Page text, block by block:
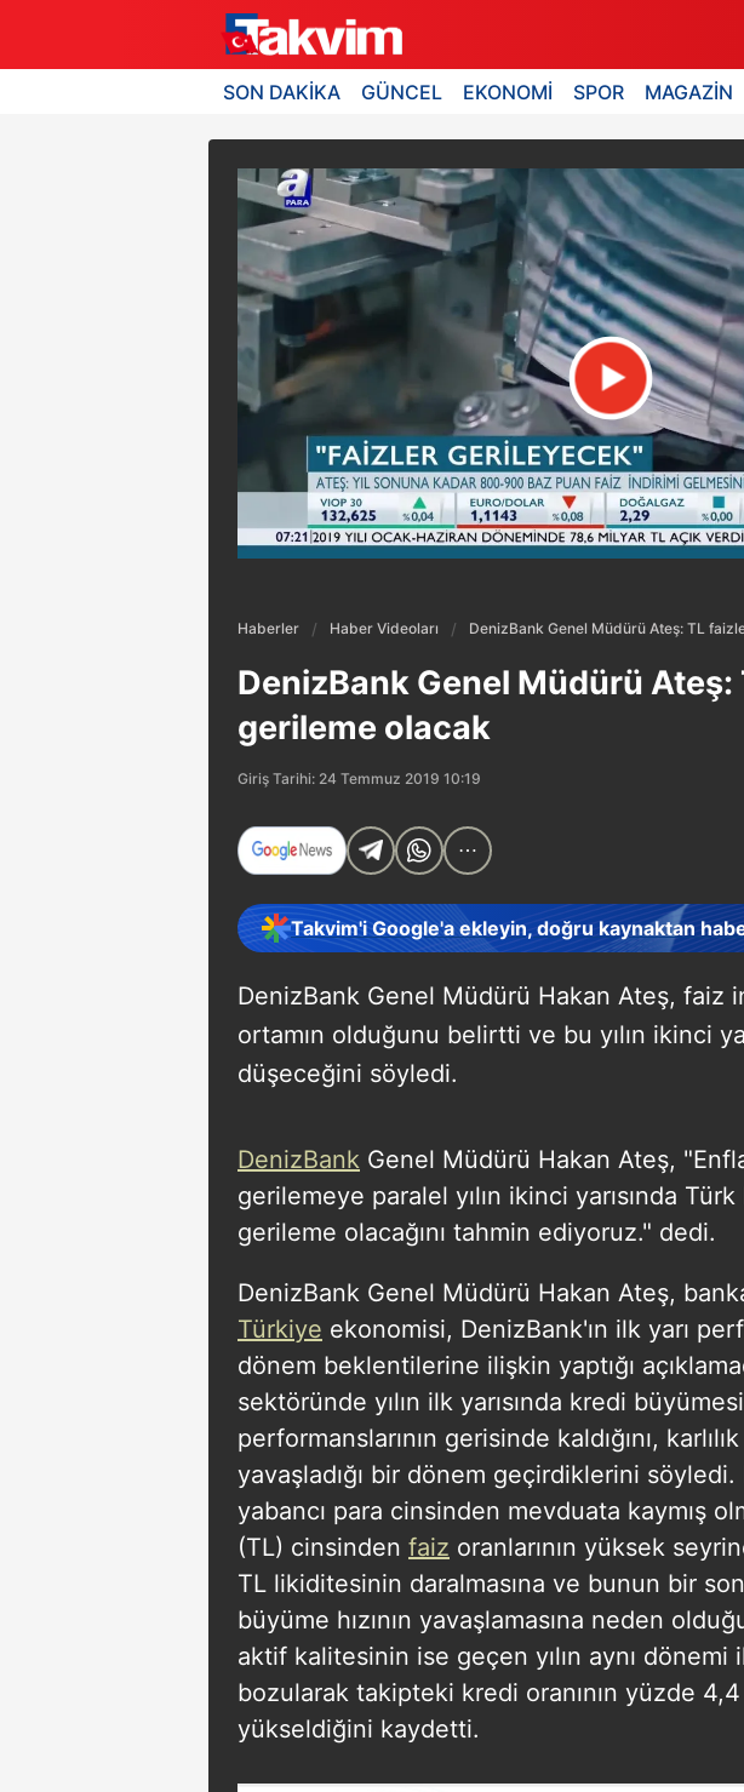
SON DAKİKA GÜNCEL EKONOMİ SPOR MAGAZİN
Haberler Haber Videoları DenizBank Genel Müdürü Ateş: TL
DenizBank Genel Müdürü Ateş:
gerileme olacak
Giriş Tarihi: 24 Temmuz 2019 10:19
Takvim'i Google'a ekleyin, doğru kaynaktan
DenizBank Genel Müdürü Hakan Ateş, faiz
ortamın olduğunu belirtti ve bu yılın ikinci
düşeceğini söyledi.
DenizBank Genel Müdürü Hakan Ateş,
gerilemeye paralel yılın ikinci yarısında
gerileme olacağını tahmin ediyoruz." dedi.
DenizBank Genel Müdürü Hakan Ateş,
Türkiye ekonomisi, DenizBank'ın ilk yarı
dönem beklentilerine ilişkin yaptığı
sektöründe yılın ilk yarısında kredi
performanslarının gerisinde kaldığını,
yavaşladığı bir dönem geçirdiklerini
yabancı para cinsinden mevduata kaymış
(TL) cinsinden faiz oranlarının yüksek
TL likiditesinin daralmasına ve bunun bir
büyüme hızının yavaşlamasına neden
aktif kalitesinin ise geçen yılın aynı dönemi
bozularak takipteki kredi oranının yüzde
yükseldiğini kaydetti.